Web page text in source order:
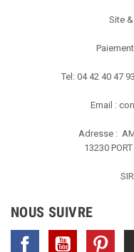
Site
Tel: 04 42 40 47
Email :
Adresse :
13230
NOUS SUIVRE
Facebook YouTube